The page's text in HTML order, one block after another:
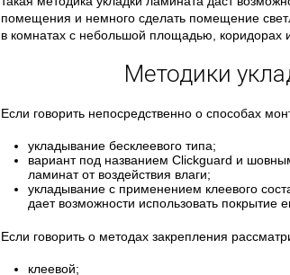
помещения и немного сделать помещение
в комнатах с небольшой площадью, коридорах
Методики
Если говорить непосредственно о способах
укладывание бесклеевого типа;
вариант под названием Clickguard и
ламинат от воздействия влаги;
укладывание с применением клеевого
дает возможности использовать покрытие
Если говорить о методах закрепления
клеевой;